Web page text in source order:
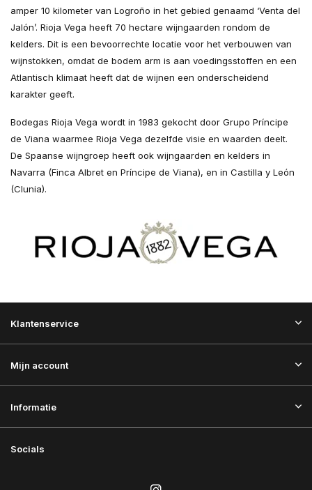
amper 10 kilometer van Logroño in het gebied genaamd ‘Venta del
Jalón’. Rioja Vega heeft 70 hectare wijngaarden rondom de
kelders. Dit is een bevoorrechte locatie voor het verbouwen van
wijnstokken, omdat de bodem arm is aan voedingsstoffen en een
Atlantisch klimaat heeft dat de wijnen een onderscheidend
karakter geeft.
Bodegas Rioja Vega wordt in 1983 gekocht door Grupo Príncipe
de Viana waarmee Rioja Vega dezelfde visie en waarden deelt.
De Spaanse wijngroep heeft ook wijngaarden en kelders in
Navarra (Finca Albret en Príncipe de Viana), en in Castilla y León
(Clunia).
Klantenservice
Mijn account
Informatie
Socials